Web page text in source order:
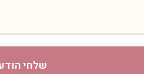
שלחי